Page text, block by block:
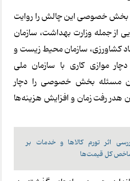
بخش خصوصی این چالش را روایت
از جمله وزارت بهداشت، سازمان
کشاورزی، سازمان محیط زیست و
موازی کاری با سازمان ملی
مسئله بخش خصوصی را دچار
هدر رفت زمان و افزایش هزینه‌ها
اثر تورم کالاها و خدمات بر
کل قیمت‌ها